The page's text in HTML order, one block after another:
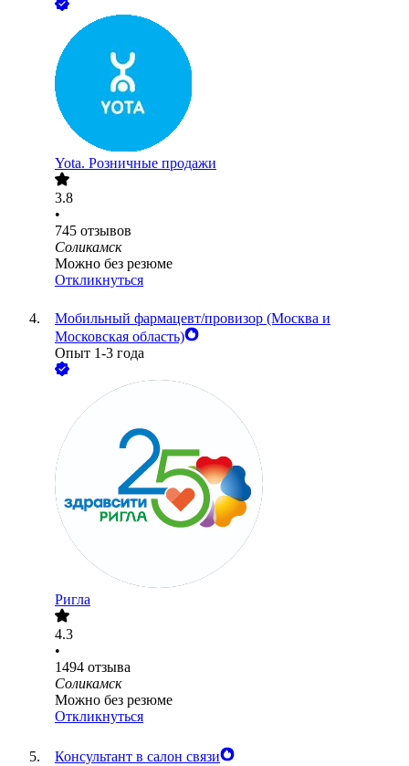
Yota. Розничные продажи
3.8
•
745 отзывов
Соликамск
Можно без резюме
Откликнуться
Мобильный фармацевт/провизор (Москва и
Московская область)
Опыт 1-3 года
Ригла
4.3
•
1494 отзыва
Соликамск
Можно без резюме
Откликнуться
Консультант в салон связи